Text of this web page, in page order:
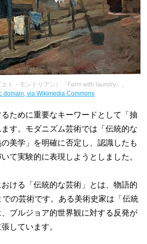
ト・モンドリアン）『Farm with laundry』,
domain, via Wikimedia Commons
ために重要なキーワードとして「抽
す。モダニズム芸術では「伝統的な
美学」を明確に否定し、認識したも
て実験的に表現しようとしました。
ける「伝統的な芸術」とは、物語的
の芸術です。ある美術史家は「伝統
ブルジョア的世界観に対する反発が
しています。